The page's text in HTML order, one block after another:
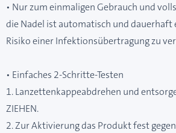
• Nur zum einmaligen Gebrauch und
die Nadel ist automatisch und dauerhaft
Risiko einer Infektionsübertragung zu
• Einfaches 2-Schritte-Testen
1. Lanzettenkappeabdrehen und
ZIEHEN.
2. Zur Aktivierung das Produkt fest